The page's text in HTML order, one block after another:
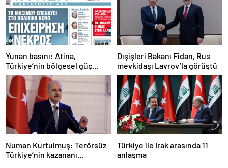
Yunan basını: Atina,
Türkiye’nin bölgesel güç
olmasını durduramadı
Dışişleri Bakanı Fidan, Rus
mevkidaşı Lavrov’la görüştü
Numan Kurtulmuş: Terörsüz
Türkiye’nin kazananı
Türkiye ile Irak arasında 11
anlaşma